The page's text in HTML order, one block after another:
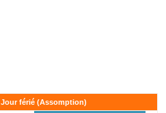
Jour férié (Assomption)